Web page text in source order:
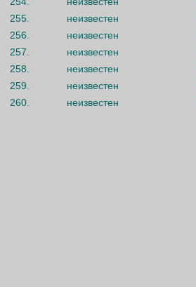
255.
неизвестен
256.
неизвестен
257.
неизвестен
258.
неизвестен
259.
неизвестен
260.
неизвестен